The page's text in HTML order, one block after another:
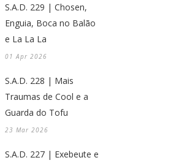
S.A.D. 229 | Chosen,
Enguia, Boca no Balão
e La La La
01 Apr 2026
S.A.D. 228 | Mais
Traumas de Cool e a
Guarda do Tofu
23 Mar 2026
S.A.D. 227 | Exebeute e